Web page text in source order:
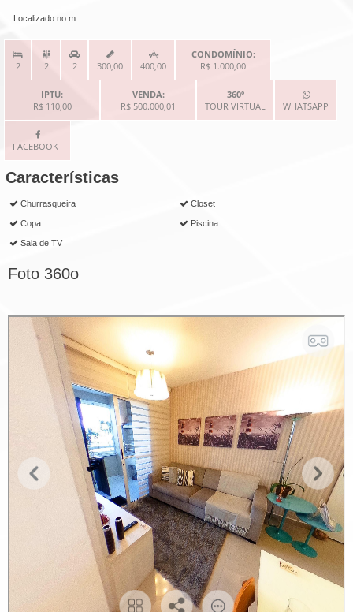
Localizado no m
2

2 2

300,00

400,00
CONDOMÍNIO:
R$ 1.000,00
IPTU:
R$ 110,00
VENDA:
R$ 500.000,01
360º
TOUR VIRTUAL
WHATSAPP
FACEBOOK
Características
Churrasqueira Closet
Copa Piscina
Sala de TV
Foto 360o